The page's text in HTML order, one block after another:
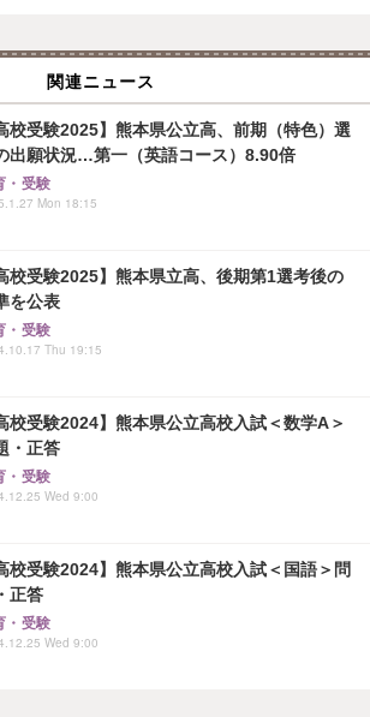
関連ニュース
校受験2025】熊本県公立高、前期（特色）選
出願状況…第一（英語コース）8.90倍
・受験
Mon 18:15
校受験2025】熊本県立高、後期第1選考後の
を公表
・受験
Thu 19:15
校受験2024】熊本県公立高校入試＜数学A＞
・正答
・受験
Wed 9:00
校受験2024】熊本県公立高校入試＜国語＞問
正答
・受験
Wed 9:00